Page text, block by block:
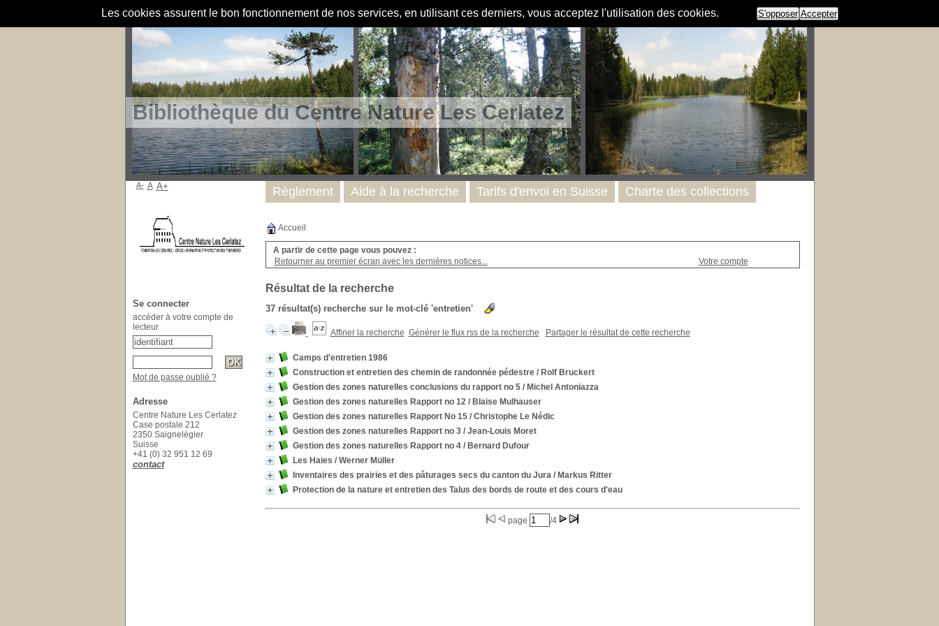
Les cookies assurent le bon fonctionnement de nos services, en utilisant ces derniers, vous acceptez l'utilisation des cookies. S'opposer Accepter
Bibliothèque du Centre Nature Les Cerlatez
Accueil
A partir de cette page vous pouvez :
Retourner au premier écran avec les dernières notices...
Votre compte
Résultat de la recherche
37 résultat(s) recherche sur le mot-clé 'entretien'
Affiner la recherche Générer le flux rss de la recherche Partager le résultat de cette recherche
Camps d'entretien 1986
Construction et entretien des chemin de randonnée pédestre/ Rolf Bruckert
Gestion des zones naturelles conclusions du rapport no 5/ Michel Antoniazza
Gestion des zones naturelles Rapport no 12/ Blaise Mulhauser
Gestion des zones naturelles Rapport No 15/ Christophe Le Nédic
Gestion des zones naturelles Rapport no 3/ Jean-Louis Moret
Gestion des zones naturelles Rapport no 4/ Bernard Dufour
Les Haies / Werner Müller
Inventaires des prairies et des pâturages secs du canton du Jura/ Markus Ritter
Protection de la nature et entretien des Talus des bords de route et des cours d'eau
page /4
Règlement Aide à la recherche Tarifs d'envoi en Suisse Charte des collections
A- A A+
Se connecter
accéder à votre compte de
lecteur
Mot de passe oublié ?
Adresse
Centre Nature Les Cerlatez
Case postale 212
2350 Saignelégier
Suisse
+41 (0) 32 951 12 69
contact